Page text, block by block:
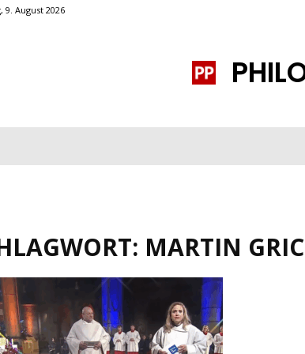
9. August 2026
MARTIN